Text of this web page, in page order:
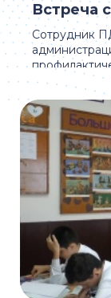
Сотрудник
второй
Встреча